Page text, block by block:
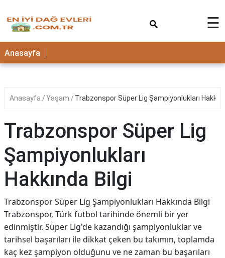
☰
Anasayfa
Anasayfa Yaşam Trabzonspor Süper Lig Şampiyonlukları
Trabzonspor Süper Lig
Şampiyonlukları
Hakkında Bilgi
Trabzonspor Süper Lig Şampiyonlukları Hakkında Bilgi
Trabzonspor, Türk futbol tarihinde önemli bir yer
edinmiştir. Süper Lig'de kazandığı şampiyonluklar ve
tarihsel başarıları ile dikkat çeken bu takımın, toplamda
kaç kez şampiyon olduğunu ve ne zaman bu başarıları